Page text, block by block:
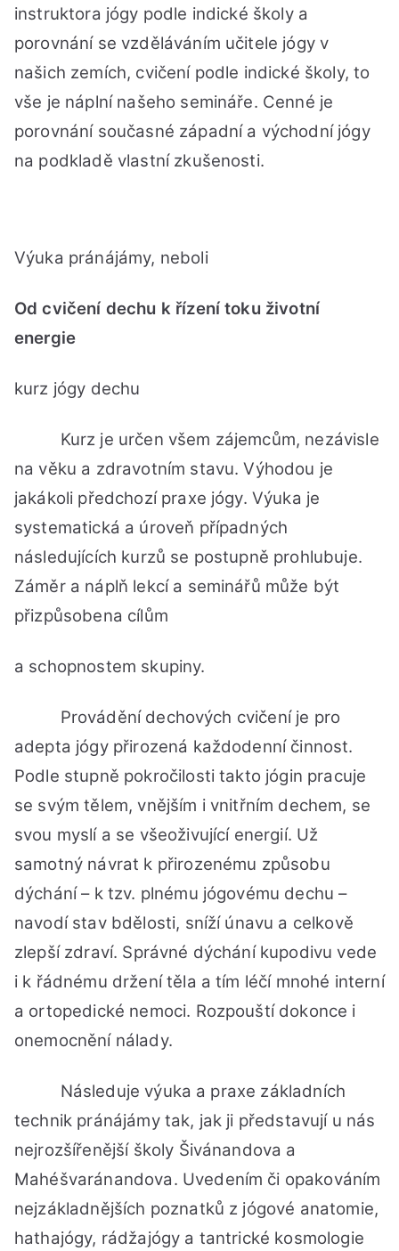
instruktora jógy podle indické školy a
porovnání se vzděláváním učitele jógy v
našich zemích, cvičení podle indické školy, to
vše je náplní našeho semináře. Cenné je
porovnání současné západní a východní jógy
na podkladě vlastní zkušenosti.
Výuka pránájámy, neboli
Od cvičení dechu k řízení toku životní
energie
kurz jógy dechu
Kurz je určen všem zájemcům, nezávisle
na věku a zdravotním stavu. Výhodou je
jakákoli předchozí praxe jógy. Výuka je
systematická a úroveň případných
následujících kurzů se postupně prohlubuje.
Záměr a náplň lekcí a seminářů může být
přizpůsobena cílům
a schopnostem skupiny.
Provádění dechových cvičení je pro
adepta jógy přirozená každodenní činnost.
Podle stupně pokročilosti takto jógin pracuje
se svým tělem, vnějším i vnitřním dechem, se
svou myslí a se všeoživující energií. Už
samotný návrat k přirozenému způsobu
dýchání – k tzv. plnému jógovému dechu –
navodí stav bdělosti, sníží únavu a celkově
zlepší zdraví. Správné dýchání kupodivu vede
i k řádnému držení těla a tím léčí mnohé interní
a ortopedické nemoci. Rozpouští dokonce i
onemocnění nálady.
Následuje výuka a praxe základních
technik pránájámy tak, jak ji představují u nás
nejrozšířenější školy Šivánandova a
Mahéšvaránandova. Uvedením či opakováním
nejzákladnějších poznatků z jógové anatomie,
hathajógy, rádžajógy a tantrické kosmologie